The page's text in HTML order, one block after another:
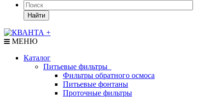
Найти
МЕНЮ
Каталог
Питьевые фильтры
Фильтры обратного осмоса
Питьевые фонтаны
Проточные фильтры